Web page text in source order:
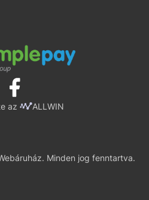
az ALLWIN
Minden jog fenntartva.